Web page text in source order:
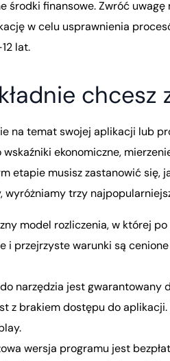
środki finansowe. Zwróć
w celu usprawnienia
lat.
chcesz
na temat swojej aplikacji lub
ekonomiczne,
etapie musisz zastanowić
wyróżniamy trzy
model rozliczenia, w której
i przejrzyste warunki są
narzędzia jest gwarantowany
z brakiem dostępu do
wersja programu jest